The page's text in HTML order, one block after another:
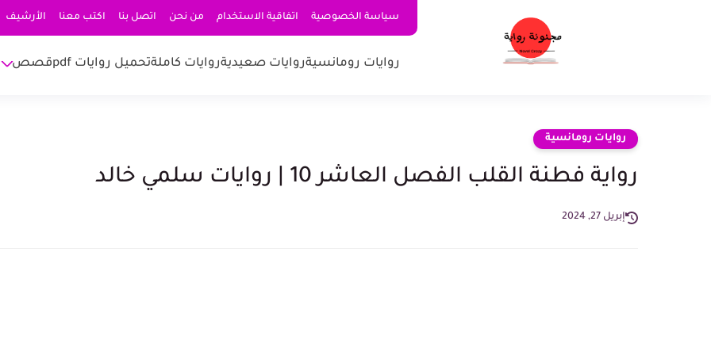
سياسة الخصوصية اتفاقية الاستخدام من نحن اتصل بنا اكتب معنا الأرشيف
روايات رومانسيةروايات صعيديةروايات كاملةتحميل روايات pdf قصص
روايات رومانسية
رواية فطنة القلب الفصل العاشر 10 | روايات سلمي خالد
إبريل 27, 2024